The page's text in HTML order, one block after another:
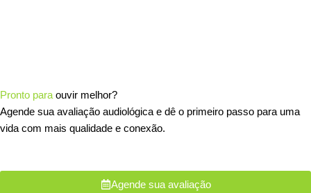
Pronto para ouvir melhor?
Agende sua avaliação audiológica e dê o primeiro passo para uma
vida com mais qualidade e conexão.
Agende sua avaliação